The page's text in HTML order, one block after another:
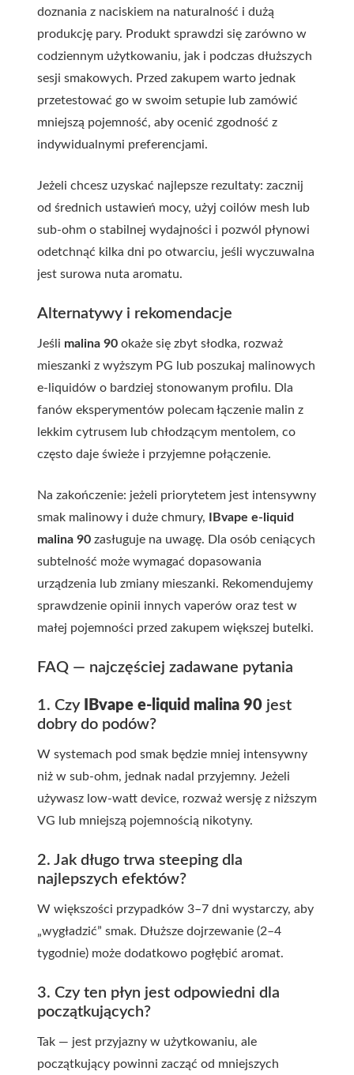
doznania z naciskiem na naturalność i dużą
produkcję pary. Produkt sprawdzi się zarówno w
codziennym użytkowaniu, jak i podczas dłuższych
sesji smakowych. Przed zakupem warto jednak
przetestować go w swoim setupie lub zamówić
mniejszą pojemność, aby ocenić zgodność z
indywidualnymi preferencjami.
Jeżeli chcesz uzyskać najlepsze rezultaty: zacznij
od średnich ustawień mocy, użyj coilów mesh lub
sub-ohm o stabilnej wydajności i pozwól płynowi
odetchnąć kilka dni po otwarciu, jeśli wyczuwalna
jest surowa nuta aromatu.
Alternatywy i rekomendacje
Jeśli malina 90 okaże się zbyt słodka, rozważ
mieszanki z wyższym PG lub poszukaj malinowych
e-liquidów o bardziej stonowanym profilu. Dla
fanów eksperymentów polecam łączenie malin z
lekkim cytrusem lub chłodzącym mentolem, co
często daje świeże i przyjemne połączenie.
Na zakończenie: jeżeli priorytetem jest intensywny
smak malinowy i duże chmury,
IBvape e-liquid
malina 90 zasługuje na uwagę. Dla osób ceniących
subtelność może wymagać dopasowania
urządzenia lub zmiany mieszanki. Rekomendujemy
sprawdzenie opinii innych vaperów oraz test w
małej pojemności przed zakupem większej butelki.
FAQ — najczęściej zadawane pytania
1. Czy IBvape e-liquid malina 90 jest
dobry do podów?
W systemach pod smak będzie mniej intensywny
niż w sub-ohm, jednak nadal przyjemny. Jeżeli
używasz low-watt device, rozważ wersję z niższym
VG lub mniejszą pojemnością nikotyny.
2. Jak długo trwa steeping dla
najlepszych efektów?
W większości przypadków 3–7 dni wystarczy, aby
„wygładzić” smak. Dłuższe dojrzewanie (2–4
tygodnie) może dodatkowo pogłębić aromat.
3. Czy ten płyn jest odpowiedni dla
początkujących?
Tak — jest przyjazny w użytkowaniu, ale
początkujący powinni zacząć od mniejszych